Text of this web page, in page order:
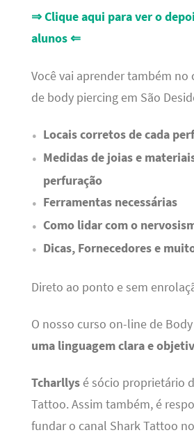
⇒ Clique aqui para ver o
alunos ⇐
Você vai aprender também no
de body piercing em São
Locais corretos de cada
Medidas de joias e
perfuração
Ferramentas necessárias
Como lidar com o
Dicas, Fornecedores e
Direto ao ponto e sem
O nosso curso on-line de
uma linguagem clara e
Tcharllysé sócio proprietário
Tattoo. Assim também, é
fundar o canal Shark Tattoo